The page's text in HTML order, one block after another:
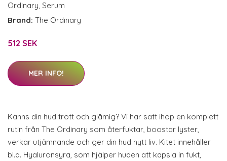
Ordinary, Serum
Brand: The Ordinary
512 SEK
MER INFO!
Känns din hud trött och glåmig? Vi har satt ihop en komplett
rutin från The Ordinary som återfuktar, boostar lyster,
verkar utjämnande och ger din hud nytt liv. Kitet innehåller
bl.a. Hyaluronsyra, som hjälper huden att kapsla in fukt,